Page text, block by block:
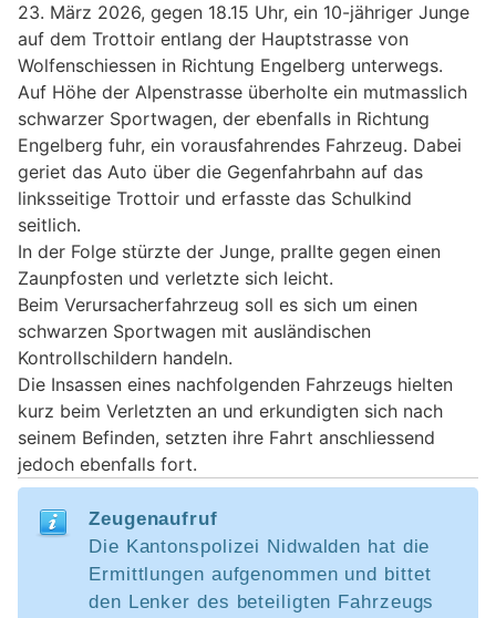
23. März 2026, gegen 18.15 Uhr, ein 10-jähriger Junge
auf dem Trottoir entlang der Hauptstrasse von
Wolfenschiessen in Richtung Engelberg unterwegs.
Auf Höhe der Alpenstrasse überholte ein mutmasslich
schwarzer Sportwagen, der ebenfalls in Richtung
Engelberg fuhr, ein vorausfahrendes Fahrzeug. Dabei
geriet das Auto über die Gegenfahrbahn auf das
linksseitige Trottoir und erfasste das Schulkind
seitlich.
In der Folge stürzte der Junge, prallte gegen einen
Zaunpfosten und verletzte sich leicht.
Beim Verursacherfahrzeug soll es sich um einen
schwarzen Sportwagen mit ausländischen
Kontrollschildern handeln.
Die Insassen eines nachfolgenden Fahrzeugs hielten
kurz beim Verletzten an und erkundigten sich nach
seinem Befinden, setzten ihre Fahrt anschliessend
jedoch ebenfalls fort.
Zeugenaufruf
Die Kantonspolizei Nidwalden hat die
Ermittlungen aufgenommen und bittet
den Lenker des beteiligten Fahrzeugs